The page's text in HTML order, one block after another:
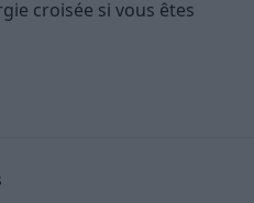
croisée si vous êtes